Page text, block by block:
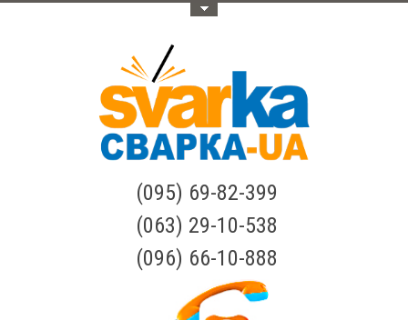
(095) 69-82-399
(063) 29-10-538
(096) 66-10-888